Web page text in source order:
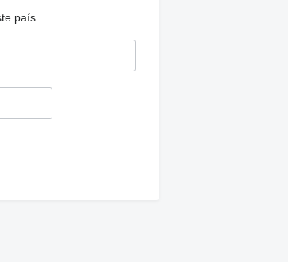
país